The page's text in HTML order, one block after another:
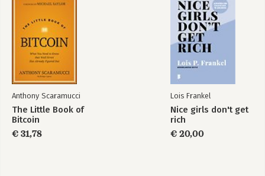
Anthony Scaramucci
The Little Book of
Bitcoin
€ 31,78
Lois Frankel
Nice girls don't get
rich
€ 20,00